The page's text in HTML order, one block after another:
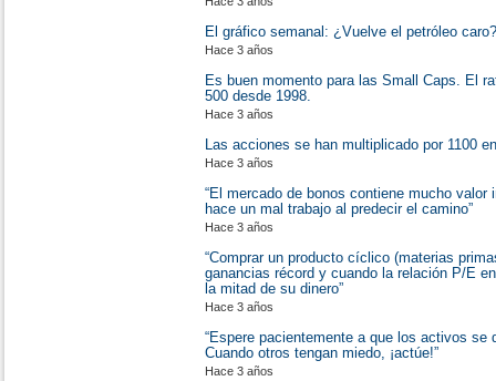
El gráfico semanal: ¿Vuelve el petróleo caro?
Hace 3 años
Es buen momento para las Small Caps. El
500 desde 1998.
Hace 3 años
Las acciones se han multiplicado por 1100
Hace 3 años
“El mercado de bonos contiene mucho
hace un mal trabajo al predecir el camino”
Hace 3 años
“Comprar un producto cíclico (materias
ganancias récord y cuando la relación P/E
la mitad de su dinero”
Hace 3 años
“Espere pacientemente a que los activos
Cuando otros tengan miedo, ¡actúe!”
Hace 3 años